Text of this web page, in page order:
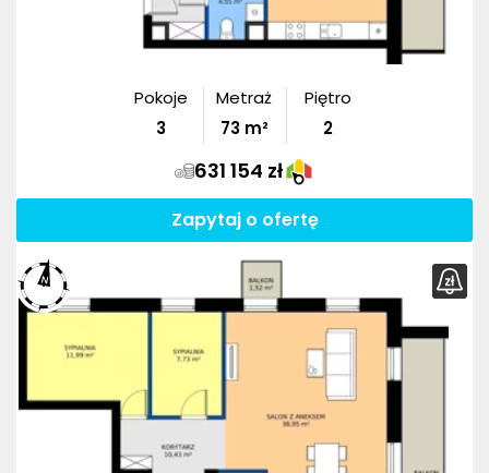
Pokoje
3
Metraż
73m²
Piętro
2
631 154 zł
Zapytaj o ofertę